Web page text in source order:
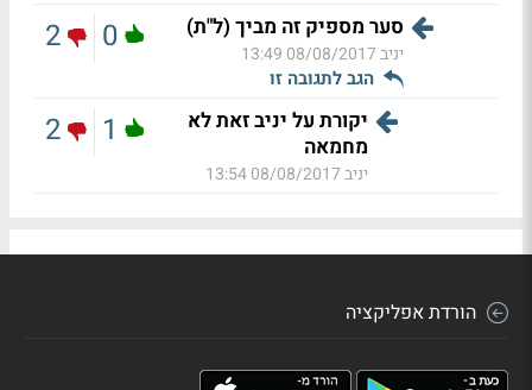
סער מספיק זה מביך (ל"ת)
יניב08/08/2017 13:49
הגב לתגובה זו
0
2
יקורת על יניב זאת לא
מחמאה
יניב08/08/2017 13:54
1
2
הורדת אפליקציה